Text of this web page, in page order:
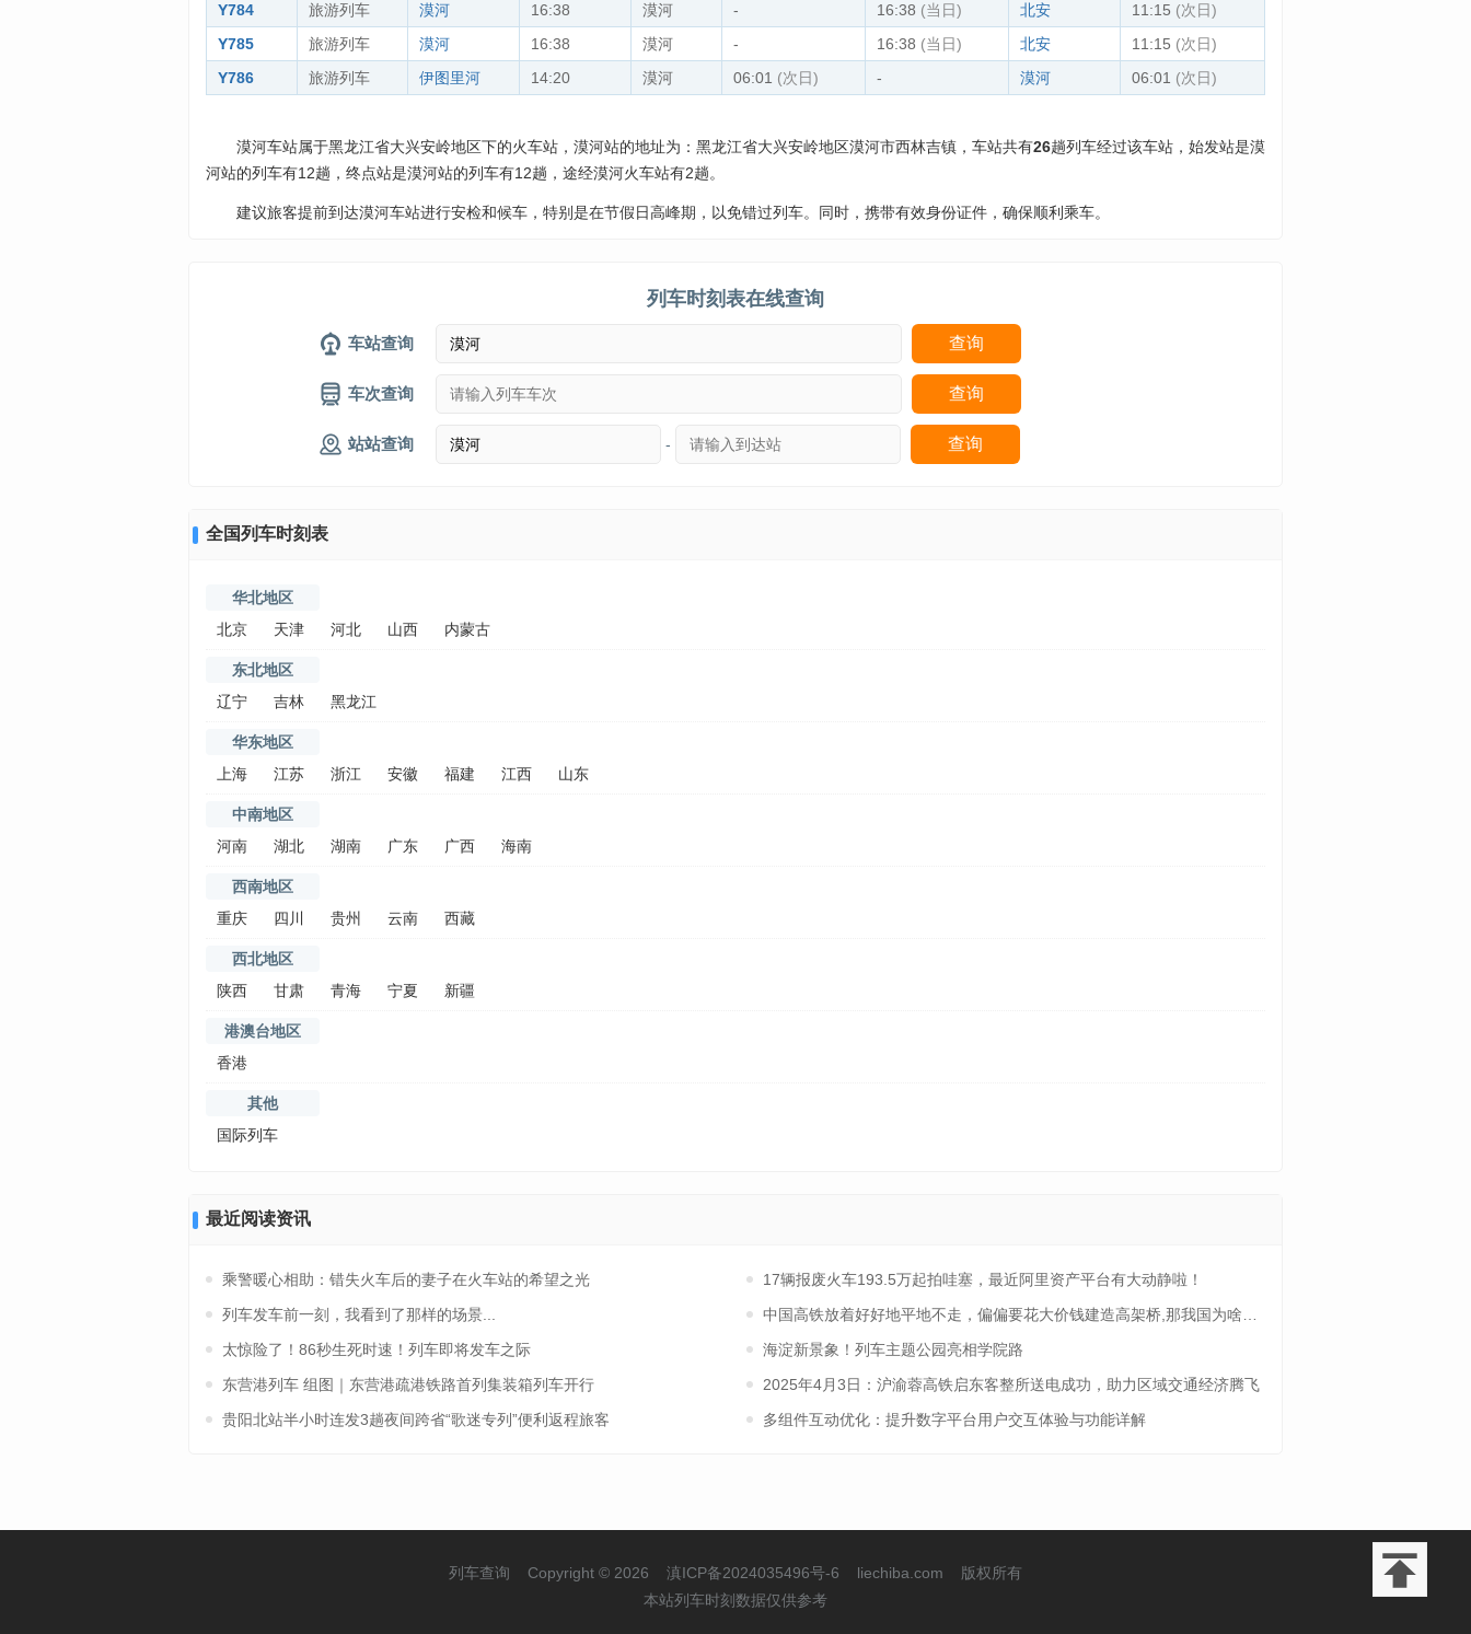
Y784
旅游列车 漠河 16:38 漠河 - 16:38 (当日) 北安 11:15 (次日)
Y785
旅游列车 漠河 16:38 漠河 - 16:38 (当日) 北安 11:15 (次日)
Y786
旅游列车 伊图里河 14:20 漠河 06:01 (次日) - 漠河 06:01 (次日)
漠河车站属于黑龙江省大兴安岭地区下的火车站，漠河站的地址为：黑龙江省大兴安岭地区漠河市西林吉镇，车站共有26趟列车经过该车站，始发站是漠
河站的列车有12趟，终点站是漠河站的列车有12趟，途经漠河火车站有2趟。
建议旅客提前到达漠河车站进行安检和候车，特别是在节假日高峰期，以免错过列车。同时，携带有效身份证件，确保顺利乘车。
列车时刻表在线查询
车站查询
车次查询
站站查询 -
全国列车时刻表
华北地区
北京
天津 河北 山西 内蒙古
东北地区
辽宁
吉林 黑龙江
华东地区
上海
江苏 浙江 安徽 福建 江西 山东
中南地区
河南
湖北 湖南 广东 广西 海南
西南地区
重庆
四川 贵州 云南 西藏
西北地区
陕西
甘肃 青海 宁夏 新疆
港澳台地区
香港
其他
国际列车
最近阅读资讯
乘警暖心相助：错失火车后的妻子在火车站的希望之光
列车发车前一刻，我看到了那样的场景...
太惊险了！86秒生死时速！列车即将发车之际
东营港列车 组图｜东营港疏港铁路首列集装箱列车开行
贵阳北站半小时连发3趟夜间跨省“歌迷专列”便利返程旅客
17辆报废火车193.5万起拍哇塞，最近阿里资产平台有大动静啦！
中国高铁放着好好地平地不走，偏偏要花大价钱建造高架桥,那我国为啥要这样做
海淀新景象！列车主题公园亮相学院路
2025年4月3日：沪渝蓉高铁启东客整所送电成功，助力区域交通经济腾飞
多组件互动优化：提升数字平台用户交互体验与功能详解
列车查询 Copyright © 2026 滇ICP备2024035496号-6 liechiba.com
版权所有
本站列车时刻数据仅供参考